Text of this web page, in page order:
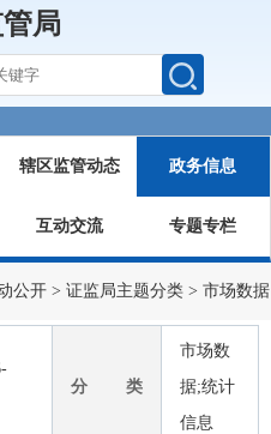
局
辖区监管动态 政务信息
互动交流 专题专栏
公开 > 证监局主题分类 > 市场数据
分 类
市场数
据;统计
信息